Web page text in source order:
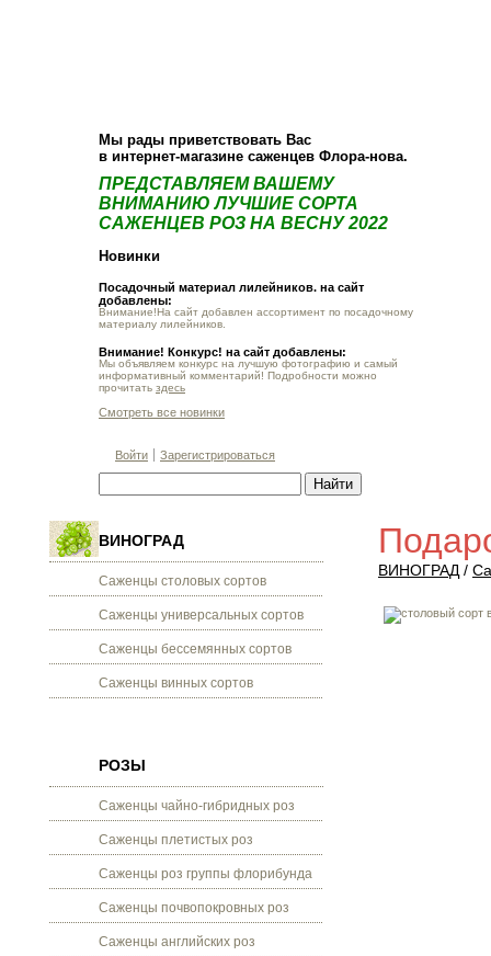
Мы рады приветствовать Вас
в интернет-магазине саженцев Флора-нова.
ПРЕДСТАВЛЯЕМ ВАШЕМУ
ВНИМАНИЮ ЛУЧШИЕ СОРТА
САЖЕНЦЕВ РОЗ НА ВЕСНУ 2022
Новинки
Посадочный материал лилейников. на сайт
добавлены:
Внимание!На сайт добавлен ассортимент по посадочному
материалу лилейников.
Внимание! Конкурс! на сайт добавлены:
Мы объявляем конкурс на лучшую фотографию и самый
информативный комментарий! Подробности можно
прочитать здесь
Смотреть все новинки
Войти Зарегистрироваться
ВИНОГРАД
Саженцы столовых сортов
Саженцы универсальных сортов
Саженцы бессемянных сортов
Саженцы винных сортов
РОЗЫ
Саженцы чайно-гибридных роз
Саженцы плетистых роз
Саженцы роз группы флорибунда
Саженцы почвопокровных роз
Саженцы английских роз
ВИНОГРАД /